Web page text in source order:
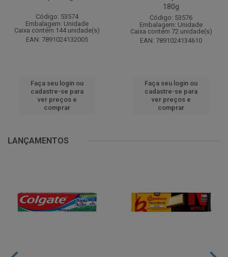
Código: 53574
Embalagem: Unidade
Caixa contém 144 unidade(s)
EAN: 7891024132005
Faça seu login ou
cadastre-se para
ver preços e
comprar
180g
Código: 53576
Embalagem: Unidade
Caixa contém 72 unidade(s)
EAN: 7891024134610
Faça seu login ou
cadastre-se para
ver preços e
comprar
LANÇAMENTOS